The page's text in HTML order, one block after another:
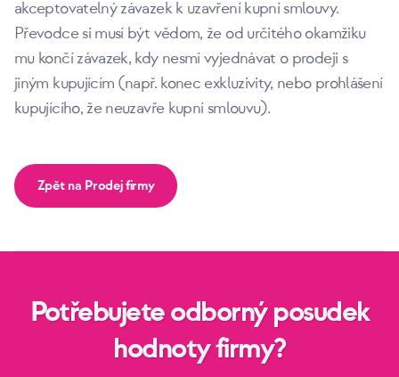
akceptovatelný závazek k uzavření kupní smlouvy.
Převodce si musí být vědom, že od určitého okamžiku
mu končí závazek, kdy nesmí vyjednávat o prodeji s
jiným kupujícím (např. konec exkluzivity, nebo prohlášení
kupujícího, že neuzavře kupní smlouvu).
Zpět na Prodej firmy
Potřebujete odborný posudek
hodnoty firmy?